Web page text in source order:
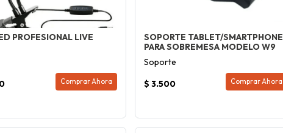
PROFESIONAL LIVE
Comprar Ahora
SOPORTE TABLET/SMARTPHONE
PARA SOBREMESA MODELO W9
Soporte
$ 3.500
Comprar Ahora